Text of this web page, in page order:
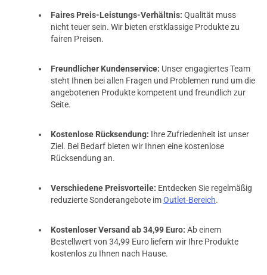
Faires Preis-Leistungs-Verhältnis: Qualität muss
nicht teuer sein. Wir bieten erstklassige Produkte zu
fairen Preisen.
Freundlicher Kundenservice: Unser engagiertes Team
steht Ihnen bei allen Fragen und Problemen rund um die
angebotenen Produkte kompetent und freundlich zur
Seite.
Kostenlose Rücksendung: Ihre Zufriedenheit ist unser
Ziel. Bei Bedarf bieten wir Ihnen eine kostenlose
Rücksendung an.
Verschiedene Preisvorteile: Entdecken Sie regelmäßig
reduzierte Sonderangebote imOutlet-Bereich.
Kostenloser Versand ab 34,99 Euro: Ab einem
Bestellwert von 34,99 Euro liefern wir Ihre Produkte
kostenlos zu Ihnen nach Hause.